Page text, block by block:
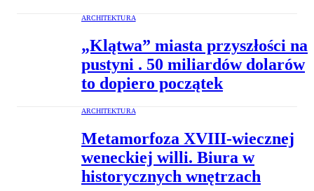
ARCHITEKTURA
„Klątwa” miasta przyszłości na
pustyni . 50 miliardów dolarów
to dopiero początek
ARCHITEKTURA
Metamorfoza XVIII-wiecznej
weneckiej willi. Biura w
historycznych wnętrzach